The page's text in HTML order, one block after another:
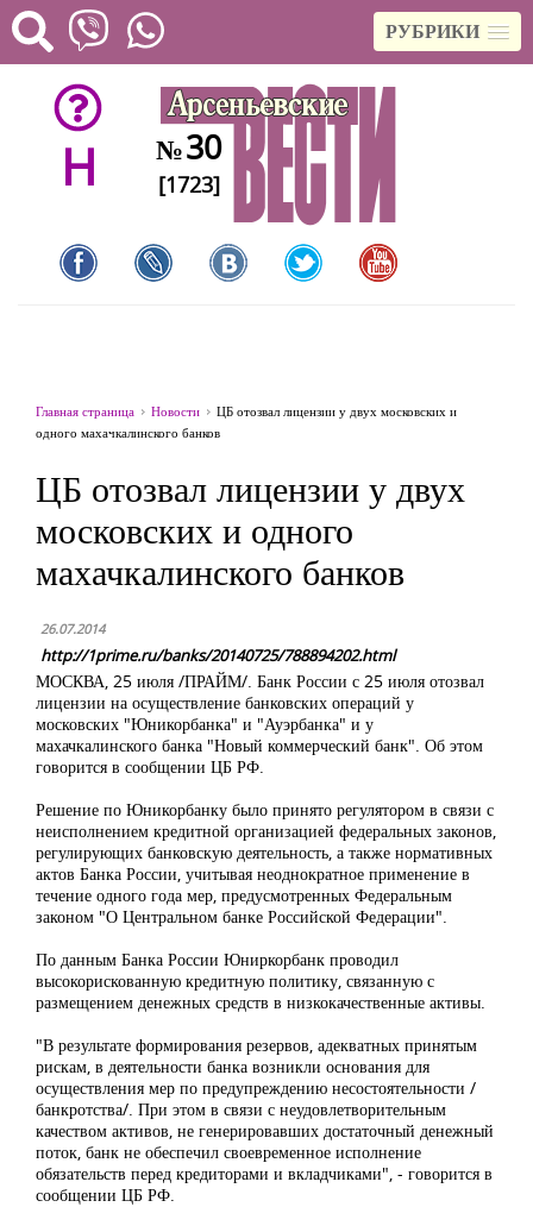
РУБРИКИ
H №30
[1723]
Главная страница Новости
ЦБ отозвал лицензии у двух московских и
одного махачкалинского банков
ЦБ отозвал лицензии у двух
московских и одного
махачкалинского банков
26.07.2014
http://1prime.ru/banks/20140725/788894202.html
МОСКВА, 25 июля /ПРАЙМ/. Банк России с 25 июля отозвал
лицензии на осуществление банковских операций у
московских "Юникорбанка" и "Ауэрбанка" и у
махачкалинского банка "Новый коммерческий банк". Об этом
говорится в сообщении ЦБ РФ.
Решение по Юникорбанку было принято регулятором в связи с
неисполнением кредитной организацией федеральных законов,
регулирующих банковскую деятельность, а также нормативных
актов Банка России, учитывая неоднократное применение в
течение одного года мер, предусмотренных Федеральным
законом "О Центральном банке Российской Федерации".
По данным Банка России Юниркорбанк проводил
высокорискованную кредитную политику, связанную с
размещением денежных средств в низкокачественные активы.
"В результате формирования резервов, адекватных принятым
рискам, в деятельности банка возникли основания для
осуществления мер по предупреждению несостоятельности /
банкротства/. При этом в связи с неудовлетворительным
качеством активов, не генерировавших достаточный денежный
поток, банк не обеспечил своевременное исполнение
обязательств перед кредиторами и вкладчиками", - говорится в
сообщении ЦБ РФ.